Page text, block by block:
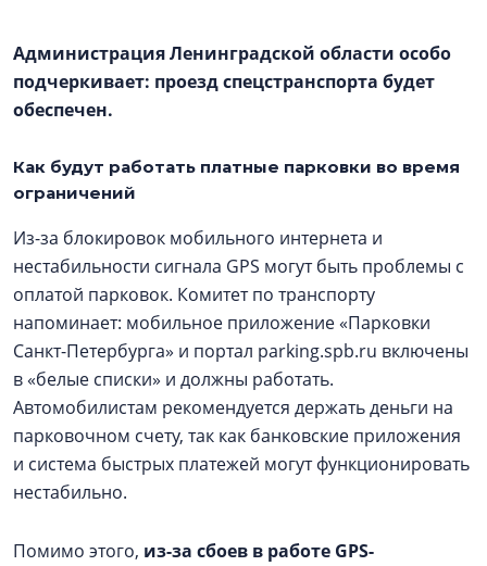
Администрация Ленинградской области особо
подчеркивает: проезд спецстранспорта будет
обеспечен.
Как будут работать платные парковки во время
ограничений
Из-за блокировок мобильного интернета и
нестабильности сигнала GPS могут быть проблемы с
оплатой парковок. Комитет по транспорту
напоминает: мобильное приложение «Парковки
Санкт-Петербурга» и портал parking.spb.ru включены
в «белые списки» и должны работать.
Автомобилистам рекомендуется держать деньги на
парковочном счету, так как банковские приложения
и система быстрых платежей могут функционировать
нестабильно.
Помимо этого, из-за сбоев в работе GPS-